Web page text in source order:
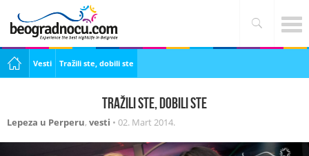
Vesti Tražili ste, dobili ste
Tražili ste, dobili ste
Lepeza u Perperu, vesti • 02. Mart 2014.